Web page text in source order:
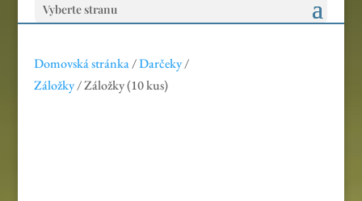
Vyberte stranu
Domovská stránka/Darčeky/
Záložky/ Záložky (10 kus)